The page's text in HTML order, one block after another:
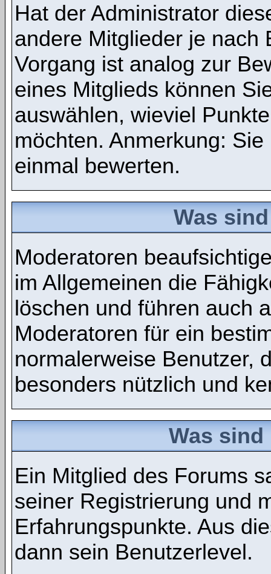
Hat der Administrator
andere Mitglieder je nach
Vorgang ist analog zur
eines Mitglieds können
auswählen, wieviel
möchten. Anmerkung:
einmal bewerten.
Was
Moderatoren
im Allgemeinen die
löschen und führen auch
Moderatoren für ein
normalerweise Benutzer,
besonders nützlich und
Was
Ein Mitglied des Forums
seiner Registrierung und
Erfahrungspunkte. Aus
dann sein Benutzerlevel.